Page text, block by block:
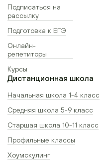
Подписаться на
рассылку
Подготовка к ЕГЭ
Онлайн-
репетиторы
Курсы
Дистанционная школа
Начальная школа 1-4 класс
Средняя школа 5-9 класс
Старшая школа 10-11 класс
Профильные классы
Хоумскулинг